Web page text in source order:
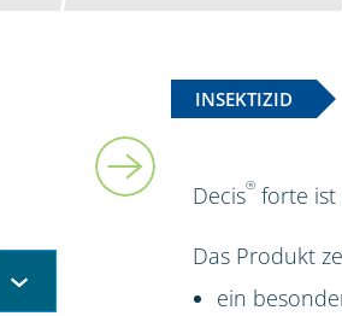
INSEKTIZID
Decis® forte ist
Das Produkt
ein